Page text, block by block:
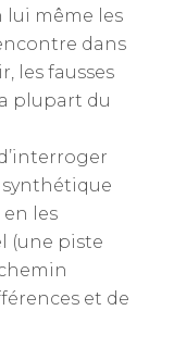
lui même les
dans
les fausses
plupart du
synthétique
les
(une piste
et de